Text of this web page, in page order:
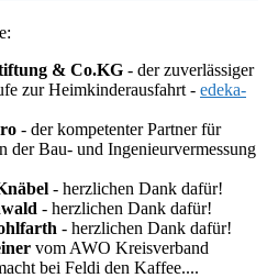
& Co.KG - der zuverlässiger
zur Heimkinderausfahrt - edeka-
- der kompetenter Partner für
der Bau- und Ingenieurvermessung
- herzlichen Dank dafür!
- herzlichen Dank dafür!
- herzlichen Dank dafür!
vom AWO Kreisverband
bei Feldi den Kaffee....